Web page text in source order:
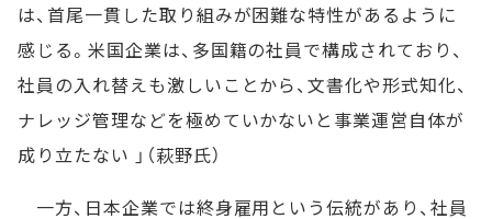
は、首尾一貫した取り組みが困難な特性があるように
感じる。米国企業は、多国籍の社員で構成されており、
社員の入れ替えも激しいことから、文書化や形式知化、
ナレッジ管理などを極めていかないと事業運営自体が
成り立たない 」（萩野氏）
一方、日本企業では終身雇用という伝統があり、社員